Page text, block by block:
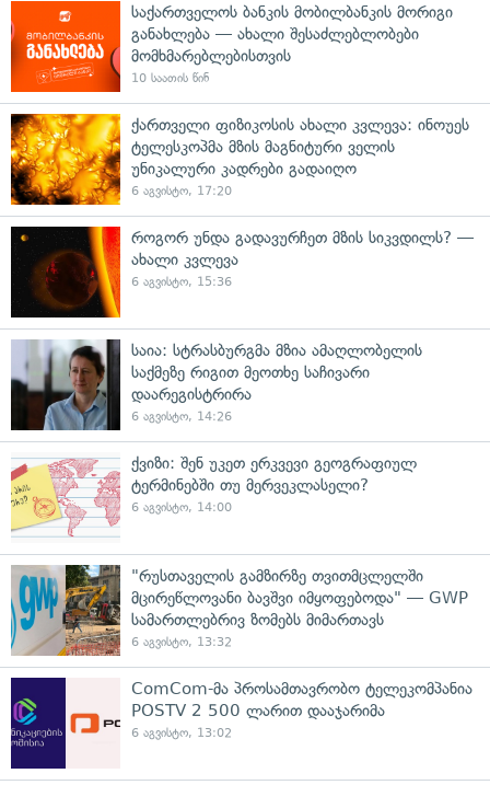
საქართველოს ბანკის მობილბანკის მორიგი
განახლება — ახალი შესაძლებლობები
მომხმარებლებისთვის
10 საათის წინ
ქართველი ფიზიკოსის ახალი კვლევა: ინოუეს
ტელესკოპმა მზის მაგნიტური ველის
უნიკალური კადრები გადაიღო
6 აგვისტო, 17:20
როგორ უნდა გადავურჩეთ მზის სიკვდილს? —
ახალი კვლევა
6 აგვისტო, 15:36
საია: სტრასბურგმა მზია ამაღლობელის
საქმეზე რიგით მეოთხე საჩივარი
დაარეგისტრირა
6 აგვისტო, 14:26
ქვიზი: შენ უკეთ ერკვევი გეოგრაფიულ
ტერმინებში თუ მერვეკლასელი?
6 აგვისტო, 14:00
"რუსთაველის გამზირზე თვითმცლელში
მცირეწლოვანი ბავშვი იმყოფებოდა" — GWP
სამართლებრივ ზომებს მიმართავს
6 აგვისტო, 13:32
ComCom-მა პროსამთავრობო ტელეკომპანია
POSTV 2 500 ლარით დააჯარიმა
6 აგვისტო, 13:02